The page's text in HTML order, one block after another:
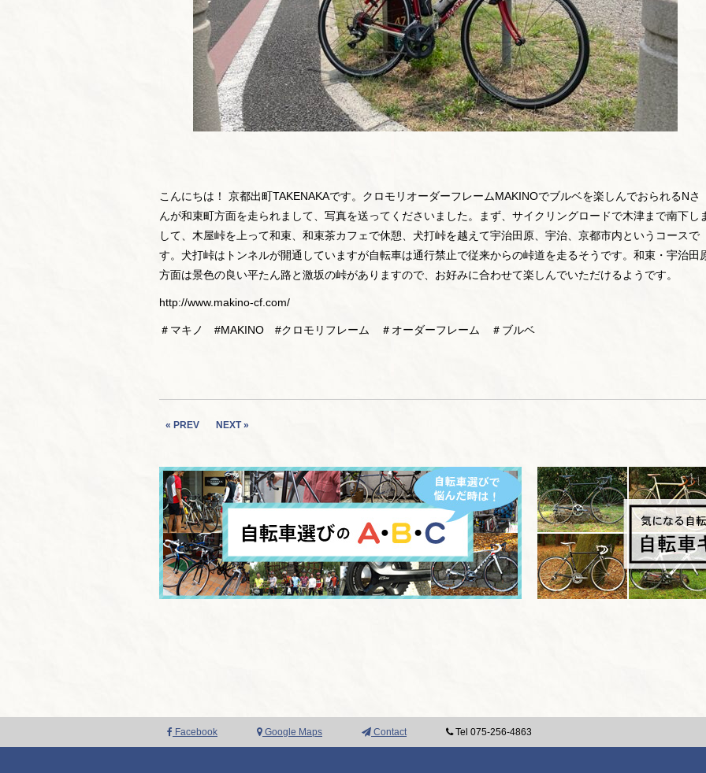
こんにちは！ 京都出町TAKENAKAです。クロモリオーダーフレームMAKINOでブルベを楽しんでおられるNさ
んが和束町方面を走られまして、写真を送ってくださいました。まず、サイクリングロードで木津まで南下し
して、木屋峠を上って和束、和束茶カフェで休憩、犬打峠を越えて宇治田原、宇治、京都市内というコースで
す。犬打峠はトンネルが開通していますが自転車は通行禁止で従来からの峠道を走るそうです。和束・宇治田
方面は景色の良い平たん路と激坂の峠がありますので、お好みに合わせて楽しんでいただけるようです。
http://www.makino-cf.com/
＃マキノ #MAKINO #クロモリフレーム ＃オーダーフレーム ＃ブルベ
« PREV NEXT »
Facebook Google Maps Contact Tel 075-256-4863